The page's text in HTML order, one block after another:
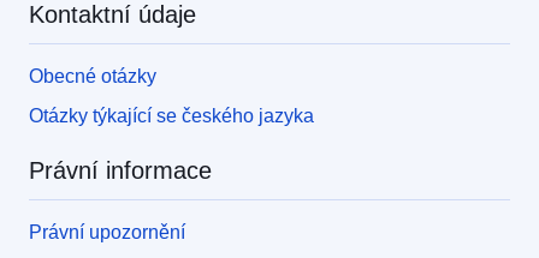
Kontaktní údaje
Obecné otázky
Otázky týkající se českého jazyka
Právní informace
Právní upozornění